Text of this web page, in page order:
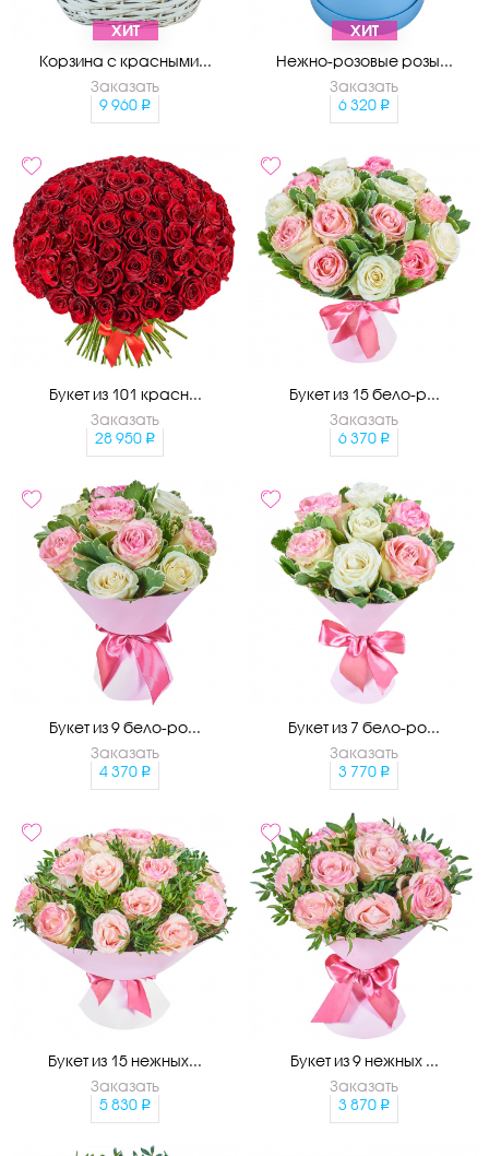
ХИТ
Корзина с красными...
Заказать
9 960
ХИТ
Нежно-розовые розы...
Заказать
6 320
Букет из 101 красн...
Заказать
28 950
Букет из 15 бело-р...
Заказать
6 370
Букет из 9 бело-ро...
Заказать
4 370
Букет из 7 бело-ро...
Заказать
3 770
Букет из 15 нежных...
Заказать
5 830
Букет из 9 нежных ...
Заказать
3 870